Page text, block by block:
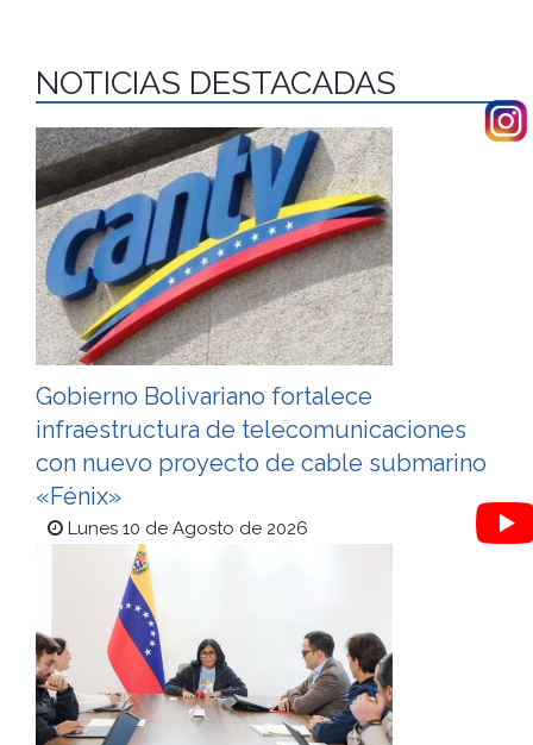
NOTICIAS DESTACADAS
Gobierno Bolivariano fortalece
infraestructura de telecomunicaciones
con nuevo proyecto de cable submarino
«Fénix»
Lunes 10 de Agosto de 2026